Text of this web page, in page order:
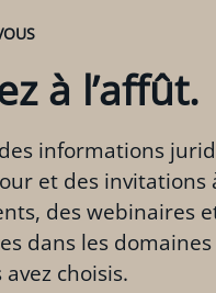
à l’affût.
informations
et des invitations
des webinaires
dans les
choisis.